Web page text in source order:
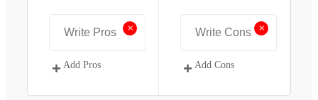
+
Add Pros
+
Add Cons